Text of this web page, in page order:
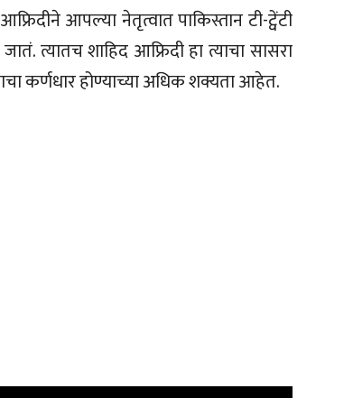
आपल्या नेतृत्वात पाकिस्तान टी-ट्वेंटी
त्यातच शाहिद आफ्रिदी हा त्याचा सासरा
कर्णधार होण्याच्या अधिक शक्यता आहेत.